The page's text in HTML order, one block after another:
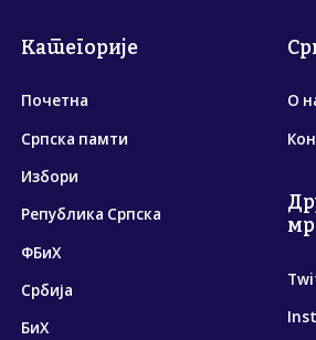
Категорије
Почетна
Српска памти
Избори
Република Српска
ФБиХ
Србија
БиХ
О